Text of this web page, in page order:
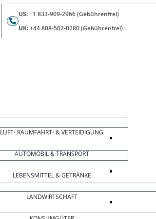
US:+1 833-909-2966 (Gebührenfrei)
UK:+44 808-502-0280 (Gebührenfrei)
LUFT- RAUMFAHRT- & VERTEIDIGUNG
AUTOMOBIL & TRANSPORT
LEBENSMITTEL & GETRÄNKE
LANDWIRTSCHAFT